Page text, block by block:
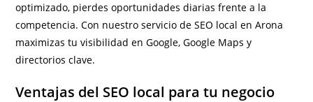
optimizado, pierdes oportunidades diarias frente a la
competencia. Con nuestro servicio de SEO local en Arona
maximizas tu visibilidad en Google, Google Maps y
directorios clave.
Ventajas del SEO local para tu negocio